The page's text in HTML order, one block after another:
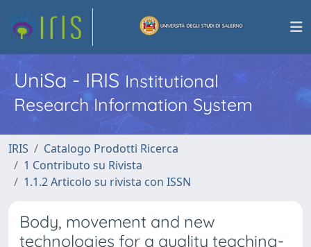
UniSa - IRISInstitutional
Research Information System
IRIS
Catalogo Prodotti Ricerca
1 Contributo su Rivista
1.1.2 Articolo su rivista con ISSN
Body, movement and new
technologies for a quality teaching-